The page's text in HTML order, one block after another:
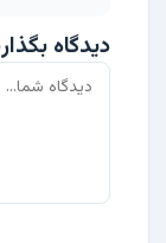
دیدگاه